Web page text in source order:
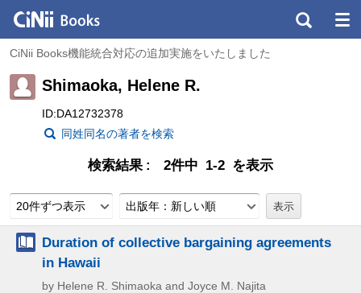
CiNii Books機能統合対応の追加実施をいたしました
Shimaoka, Helene R.
ID:DA12732378
同姓同名の著者を検索
検索結果 2件中 1-2 を表示
20件ずつ表示 出版年：新しい順
Duration of collective bargaining agreements
in Hawaii
by Helene R. Shimaoka and Joyce M. Najita